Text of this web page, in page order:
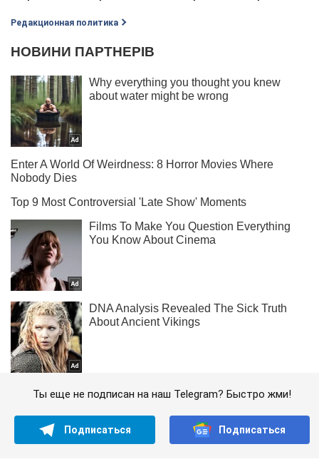
Редакционная политика
Ты еще не подписан на наш Telegram? Быстро жми!
Подписаться Подписаться